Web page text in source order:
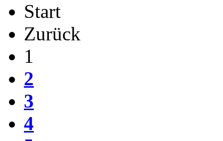
Start
Zurück
1
2
3
4